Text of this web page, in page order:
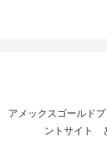
アメックスゴールド
ントサイト